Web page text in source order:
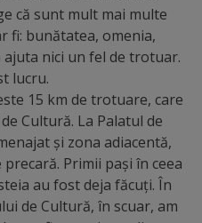
că sunt mult mai multe
fi: bunătatea, omenia,
nici un fel de trotuar.
lucru.
15 km de trotuare, care
Cultură. La Palatul de
și zona adiacentă,
Primii pași în ceea
au fost deja făcuți. În
de Cultură, în scuar, am